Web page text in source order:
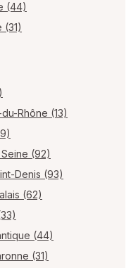
(44)
(31)
Rhône (13)
(92)
Denis (93)
(62)
(44)
(31)